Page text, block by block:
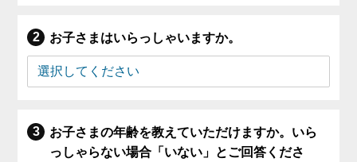
お子さまはいらっしゃいますか。
お子さまの年齢を教えていただけますか。いら
っしゃらない場合「いない」とご回答くださ